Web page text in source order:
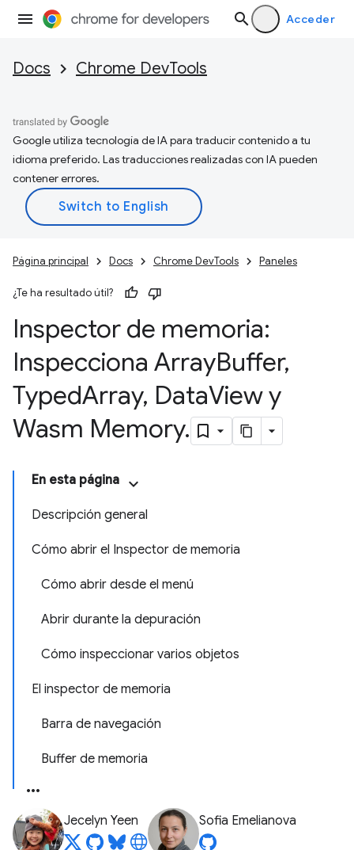
Acceder
Docs Chrome DevTools
Google utiliza tecnología de IA para traducir contenido a tu
idioma preferido. Las traducciones realizadas con IA pueden
contener errores.
Página principal Docs Chrome DevTools Paneles
¿Te ha resultado útil?
Inspector de memoria:
Inspecciona ArrayBuffer,
TypedArray, DataView y
Wasm Memory.
En esta página
Descripción general
Cómo abrir el Inspector de memoria
Cómo abrir desde el menú
Abrir durante la depuración
Cómo inspeccionar varios objetos
El inspector de memoria
Barra de navegación
Buffer de memoria
Jecelyn Yeen Sofia Emelianova